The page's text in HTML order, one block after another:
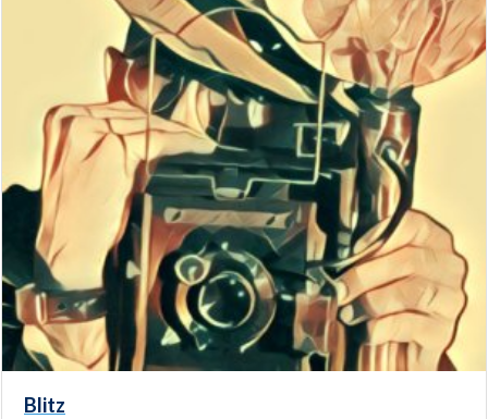
Blitz